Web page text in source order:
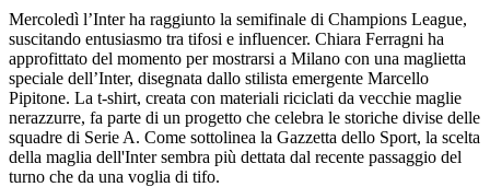
Mercoledì l’Inter ha raggiunto la semifinale di Champions League,
suscitando entusiasmo tra tifosi e influencer. Chiara Ferragni ha
approfittato del momento per mostrarsi a Milano con una maglietta
speciale dell’Inter, disegnata dallo stilista emergente Marcello
Pipitone. La t-shirt, creata con materiali riciclati da vecchie maglie
nerazzurre, fa parte di un progetto che celebra le storiche divise delle
squadre di Serie A. Come sottolinea la Gazzetta dello Sport, la scelta
della maglia dell'Inter sembra più dettata dal recente passaggio del
turno che da una voglia di tifo.